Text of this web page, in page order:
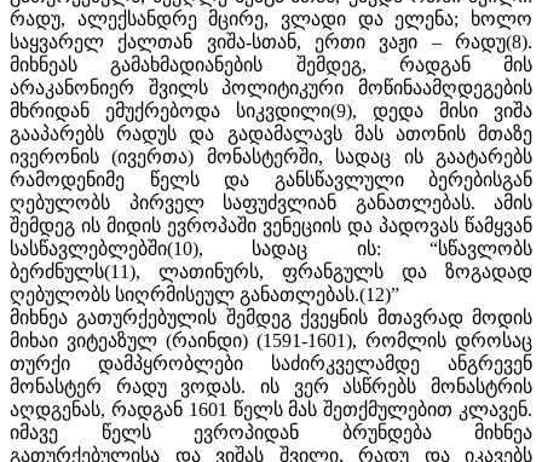
რადუ, ალექსანდრე მცირე, ვლადი და ელენა; ხოლო
საყვარელ ქალთან ვიშა-სთან, ერთი ვაჟი – რადუ(8).
მიხნეას გამახმადიანების შემდეგ, რადგან მის
არაკანონიერ შვილს პოლიტიკური მოწინაამღდეგების
მხრიდან ემუქრებოდა სიკვდილი(9), დედა მისი ვიშა
გააპარებს რადუს და გადამალავს მას ათონის მთაზე
ივერონის (ივერთა) მონასტერში, სადაც ის გაატარებს
რამოდენიმე წელს და განსწავლული ბერებისგან
ღებულობს პირველ საფუძვლიან განათლებას. ამის
შემდეგ ის მიდის ევროპაში ვენეციის და პადოვას წამყვან
სასწავლებლებში(10), სადაც ის: “სწავლობს
ბერძნულს(11), ლათინურს, ფრანგულს და ზოგადად
ღებულობს სიღრმისეულ განათლებას.(12)”
მიხნეა გათურქებულის შემდეგ ქვეყნის მთავრად მოდის
მიხაი ვიტეაზულ (რაინდი) (1591-1601), რომლის დროსაც
თურქი დამპყრობლები საძირკველამდე ანგრევენ
მონასტერ რადუ ვოდას. ის ვერ ასწრებს მონასტრის
აღდგენას, რადგან 1601 წელს მას შეთქმულებით კლავენ.
იმავე წელს ევროპიდან ბრუნდება მიხნეა
გათურქებულისა და ვიშას შვილი, რადუ და იკავებს